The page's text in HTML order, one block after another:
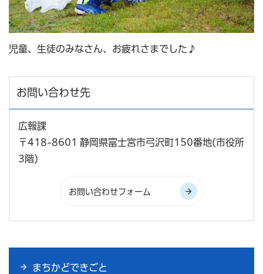
児童、生徒のみなさん、お疲れさまでした♪
お問い合わせ先
広報課
〒418-8601 静岡県富士宮市弓沢町150番地(市役所
3階)
まちかどできごと